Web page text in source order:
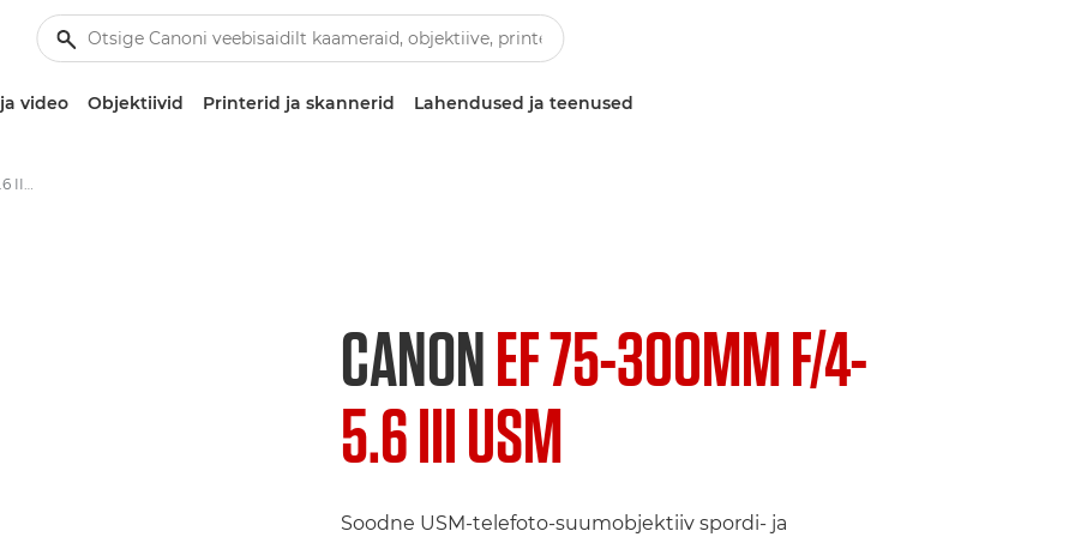
video Objektiivid Printerid ja skannerid Lahendused ja teenused
Canon EF 75-300mm f/4-5.6 III USM - Objektiivid – kaamera ja fotoobjektiivid
CANONEF 75-300MM F/4-
5.6 III USM
Soodne USM-telefoto-suumobjektiiv spordi- ja